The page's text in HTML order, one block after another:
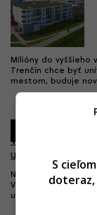
Milióny do vyššieho
Trenčín chce byť
mestom, buduje
Nová pýcha mesta
Výnimočný park
unikátny most
S